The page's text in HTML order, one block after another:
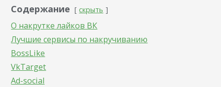
Содержание скрыть
О накрутке лайков ВК
Лучшие сервисы по накручиванию
BossLike
VkTarget
Ad-social